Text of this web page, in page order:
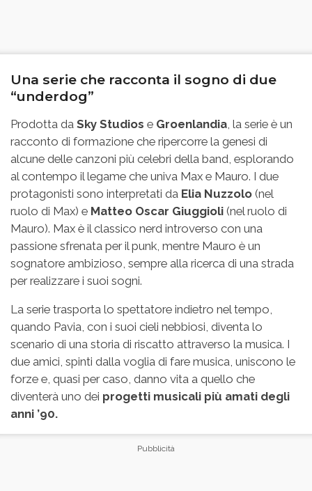
Una serie che racconta il sogno di due
“underdog”
Prodotta da Sky Studios e Groenlandia , la serie è un
racconto di formazione che ripercorre la genesi di
alcune delle canzoni più celebri della band, esplorando
al contempo il legame che univa Max e Mauro. I due
protagonisti sono interpretati da Elia Nuzzolo (nel
ruolo di Max) e Matteo Oscar Giuggioli (nel ruolo di
Mauro). Max è il classico nerd introverso con una
passione sfrenata per il punk, mentre Mauro è un
sognatore ambizioso, sempre alla ricerca di una strada
per realizzare i suoi sogni.
La serie trasporta lo spettatore indietro nel tempo,
quando Pavia, con i suoi cieli nebbiosi, diventa lo
scenario di una storia di riscatto attraverso la musica. I
due amici, spinti dalla voglia di fare musica, uniscono le
forze e, quasi per caso, danno vita a quello che
diventerà uno dei progetti musicali più amati degli
anni ’90.